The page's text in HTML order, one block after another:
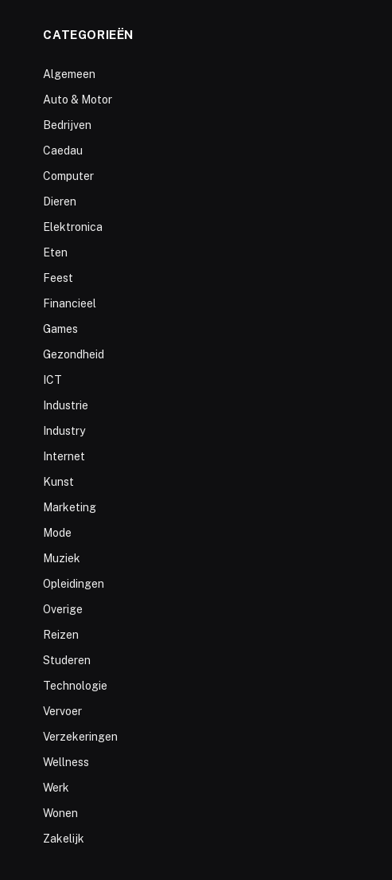
CATEGORIEËN
Algemeen
Auto & Motor
Bedrijven
Caedau
Computer
Dieren
Elektronica
Eten
Feest
Financieel
Games
Gezondheid
ICT
Industrie
Industry
Internet
Kunst
Marketing
Mode
Muziek
Opleidingen
Overige
Reizen
Studeren
Technologie
Vervoer
Verzekeringen
Wellness
Werk
Wonen
Zakelijk